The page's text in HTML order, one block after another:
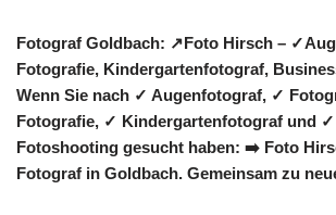
Fotograf Goldbach: ↗️Foto Hirsch –
Fotografie, Kindergartenfotograf,
Wenn Sie nach ✓ Augenfotograf, ✓
Fotografie, ✓ Kindergartenfotograf und
Fotoshooting gesucht haben: ➡️ Foto
Fotograf in Goldbach. Gemeinsam zu